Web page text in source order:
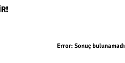
Error: Sonuç bulunamadı